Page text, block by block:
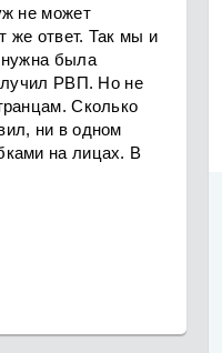
не может
же ответ. Так мы и
нужна была
РВП. Но не
Сколько
ни в одном
на лицах. В